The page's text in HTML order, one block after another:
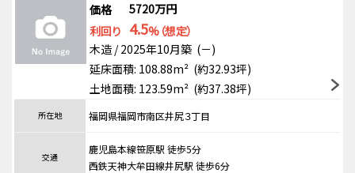
価格
5720万円
利回り 4.5%（想定）
木造 / 2025年10月築 (－)
延床面積: 108.88m² (約32.93坪)
土地面積: 123.59m² (約37.38坪)
所在地 福岡県福岡市南区井尻３丁目
交通
鹿児島本線笹原駅 徒歩5分
西鉄天神大牟田線井尻駅 徒歩6分